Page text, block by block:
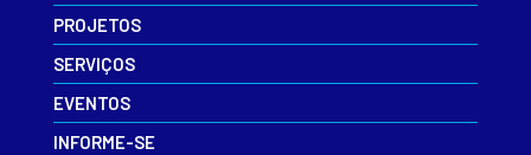
PROJETOS
SERVIÇOS
EVENTOS
INFORME-SE